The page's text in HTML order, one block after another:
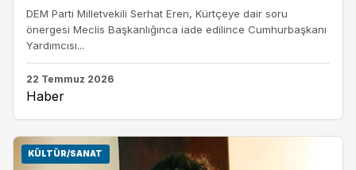
DEM Parti Milletvekili Serhat Eren, Kürtçeye dair soru
önergesi Meclis Başkanlığınca iade edilince Cumhurbaşkanı
Yardımcısı...
22 Temmuz 2026
Haber
KÜLTÜR/SANAT